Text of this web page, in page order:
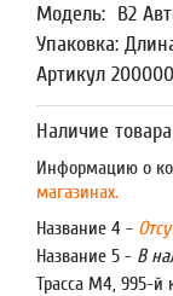
Модель: В2
Упаковка:
Артикул
Наличие
Информацию о
магазинах.
Название 4 -
Название 5 - В
Трасса М4, 995-й